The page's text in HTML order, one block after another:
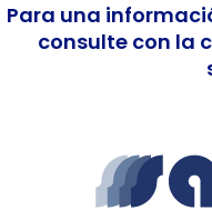
Para una
consulte con la